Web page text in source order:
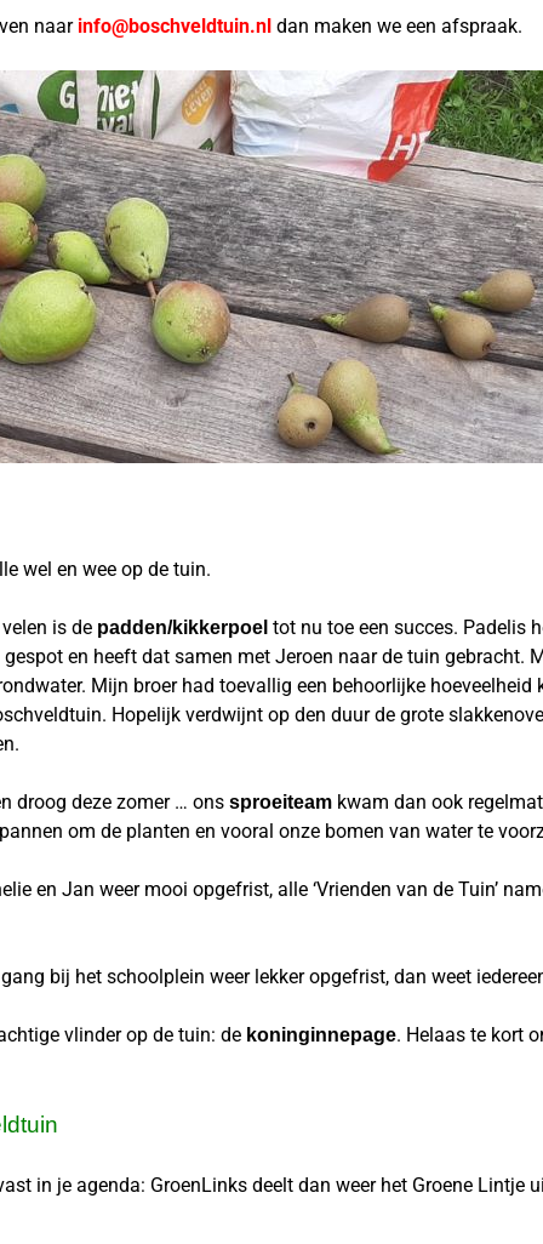
naar info@boschveldtuin.nl dan maken we een afspraak.
wel en wee op de tuin.
is de padden/kikkerpoel tot nu toe een succes. Padelis
en heeft dat samen met Jeroen naar de tuin gebracht.
Mijn broer had toevallig een behoorlijke hoeveelheid
Hopelijk verdwijnt op den duur de grote
droog deze zomer … ons sproeiteam kwam dan ook
om de planten en vooral onze bomen van water te
en Jan weer mooi opgefrist, alle ‘Vrienden van de Tuin’
bij het schoolplein weer lekker opgefrist, dan weet
vlinder op de tuin: de koninginnepage. Helaas te kort
in je agenda: GroenLinks deelt dan weer het Groene Lintje